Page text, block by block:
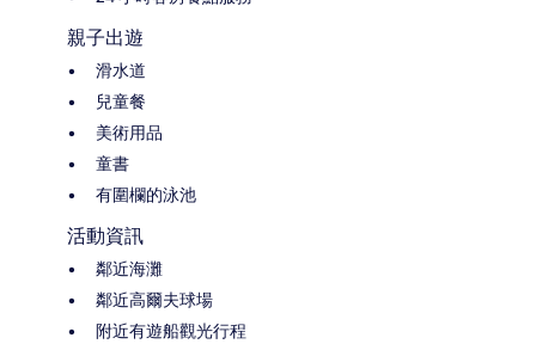
親子出遊
滑水道
兒童餐
美術用品
童書
有圍欄的泳池
活動資訊
鄰近海灘
鄰近高爾夫球場
附近有遊船觀光行程